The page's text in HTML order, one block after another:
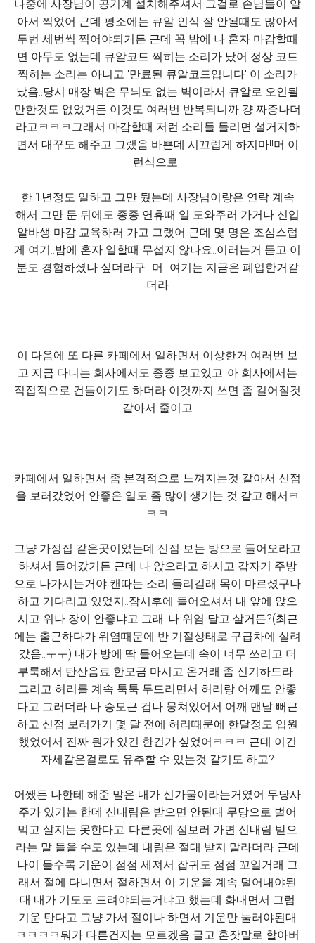
나중에 사장님이 공기계 설치해주셔서 그걸로 손님들이 알
아서 찍었어 근데 평소에는 큐알 인식 잘 안될때도 많아서
두번 세번씩 찍어야되거든 근데 꼭 밤에 나 혼자 마감할때
면 아무도 없는데 큐알코드 찍히는 소리가 났어 정상 코드
찍히는 소리는 아니고 '만료된 큐알코드입니다' 이 소리가
났음..당시 매장 벽은 무늬도 없는 벽이라서 큐알로 오인될
만한것도 없었거든 이것도 여러번 반복되니까 걍 짜증나더
라고ㅋㅋㅋ그래서 마감할때 저런 소리들 들리면 설거지하
면서 대꾸도 해주고 그랬음 바쁜데 시끄럽게 하지마!!머 이
런식으로..
한 1년정도 일하고 그만 뒀는데 사장님이랑은 연락 계속
해서 그만 둔 뒤에도 종종 연휴때 일 도와주러 가거나 신입
알바생 마감 교육하러 가고 그랬어 근데 몇 명은 조심스럽
게 여기..밤에 혼자 일할때 무섭지 않나요..이러는거 듣고 이
분도 경험하셨나 싶더라구...머...여기는 지금은 폐업한거같
더라
이 다음에 또 다른 카페에서 일하면서 이상한거 여러번 보
고 지금 다니는 회사에서도 종종 보고있고..아 회사에서는
직접적으로 건들이기도 하더라 이것까지 쓰면 좀 길어질것
같아서 줄이고
카페에서 일하면서 좀 본격적으로 느껴지는것 같아서 신점
을 보러갔었어 안좋은 일도 좀 많이 생기는 것 같고 해서ㅋ
ㅋㅋ
그냥 가정집 같은곳이었는데 신점 보는 방으로 들어오라고
하셔서 들어갔거든 근데 나 앉으라고 하시고 갑자기 주방
으로 나가시는거야 캔따는 소리 들리길래 목이 마르셨구나
하고 기다리고 있었지..잠시후에 들어오셔서 내 앞에 앉으
시고 위나 장이 안좋냐고 그래..나 위염 달고 살거든?(최근
에는 출근하다가 위염때문에 반 기절상태로 구급차에 실려
갔음..ㅜㅜ) 내가 방에 딱 들어오는데 속이 너무 쓰리고 더
부룩해서 탄산음료 한모금 마시고 온거래 좀 신기하드라..
그리고 허리를 계속 툭툭 두드리면서 허리랑 어깨도 안좋
다고 그러더라 나 승모근 겁나 뭉쳐있어서 어깨 맨날 뻐근
하고 신점 보러가기 몇 달 전에 허리때문에 한달정도 입원
했었어서 진짜 뭔가 있긴 한건가 싶었어ㅋㅋㅋ 근데 이건
자세같은걸로도 유추할 수 있는것 같기도 하고?
어쨌든 나한테 해준 말은 내가 신가물이라는거였어 무당사
주가 있기는 한데 신내림은 받으면 안된대 무당으로 벌어
먹고 살지는 못한다고..다른곳에 점보러 가면 신내림 받으
라는 말 들을 수도 있는데 내림은 절대 받지 말라더라 근데
나이 들수록 기운이 점점 세져서 잡귀도 점점 꼬일거래 그
래서 절에 다니면서 절하면서 이 기운을 계속 덜어내야된
대 내가 기도도 드려야되는거냐고 했는데 화내면서 그럼
기운 탄다고 그냥 가서 절이나 하면서 기운만 눌러야된대
ㅋㅋㅋㅋ뭐가 다른건지는 모르겠음 글고 혼잣말로 할아버